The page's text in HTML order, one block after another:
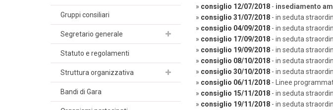
Gruppi consiliari
Segretario generale
Statuto e regolamenti
Struttura organizzativa
Bandi di Gara
» consiglio 12/07/2018- insediamento
» consiglio 31/07/2018- in seduta
» consiglio 04/09/2018- in seduta
» consiglio 17/09/2018- in seduta
» consiglio 19/09/2018- in seduta
» consiglio 08/10/2018- in seduta
» consiglio 30/10/2018- in seduta
» consiglio 06/11/2018- Linee
» consiglio 15/11/2018- in seduta
» consiglio 19/11/2018- in seduta